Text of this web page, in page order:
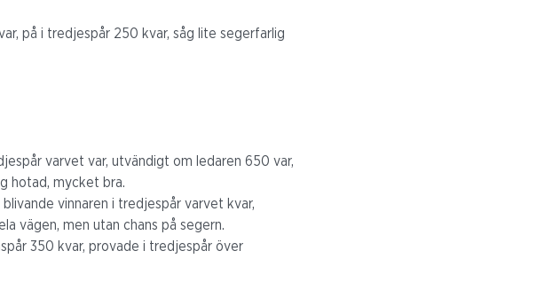
på i tredjespår 250 kvar, såg lite segerfarlig
varvet var, utvändigt om ledaren 650 var,
hotad, mycket bra.
vinnaren i tredjespår varvet kvar,
vägen, men utan chans på segern.
350 kvar, provade i tredjespår över